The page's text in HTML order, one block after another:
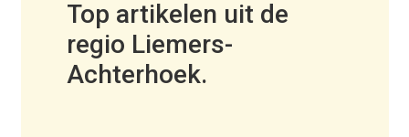
Top artikelen uit de
regio Liemers-
Achterhoek.